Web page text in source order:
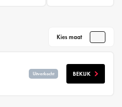
Kies maat
Uitverkocht BEKIJK